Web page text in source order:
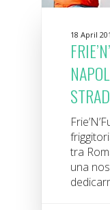
18 April
tra
una